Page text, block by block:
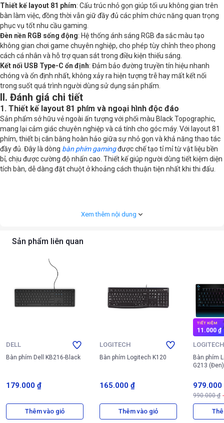
Phím chức năng Có
Thiết kế layout 81 phím: Cấu trúc nhỏ gọn giúp tối ưu không gian trên
bàn làm việc, đồng thời vẫn giữ đầy đủ các phím chức năng quan trọng
phục vụ tốt nhu cầu gaming.
Đèn nền RGB sống động: Hệ thống ánh sáng RGB đa sắc màu tạo
không gian chơi game chuyên nghiệp, cho phép tùy chỉnh theo phong
cách cá nhân và hỗ trợ quan sát trong điều kiện thiếu sáng.
Kết nối USB Type-C ổn định: Đảm bảo đường truyền tín hiệu nhanh
chóng và ổn định nhất, không xảy ra hiện tượng trễ hay mất kết nối
trong suốt quá trình người dùng sử dụng sản phẩm.
II. Đánh giá chi tiết
1. Thiết kế layout 81 phím và ngoại hình độc đáo
Sản phẩm sở hữu vẻ ngoài ấn tượng với phối màu Black Topographic,
mang lại cảm giác chuyên nghiệp và cá tính cho góc máy. Với layout 81
phím, thiết bị cân bằng hoàn hảo giữa sự nhỏ gọn và khả năng thao tác
đầy đủ. Đây là dòng bàn phím gamingđược chế tạo tỉ mỉ từ vật liệu bền
bỉ, chịu được cường độ nhấn cao. Thiết kế giúp người dùng tiết kiệm diện
tích bàn, dễ dàng đặt chuột ở khoảng cách thuận tiện nhất khi thi đấu.
Thiết kế layout 81 phím và ngoại hình độc đáo của bàn phím cơ Gaming
Có Dây HE MCHOSE Jet75 HW-Jet75-10
Xem thêm nội dung
Sản phẩm liên quan
DELL
Bàn phím Dell KB216-Black
179.000 ₫
Thêm vào giỏ
LOGITECH
Bàn phím Logitech K120
165.000 ₫
Thêm vào giỏ
TIẾT KIỆM
11.000 ₫
LOGITECH
Bàn phím
G213
979.000
990.000 ₫